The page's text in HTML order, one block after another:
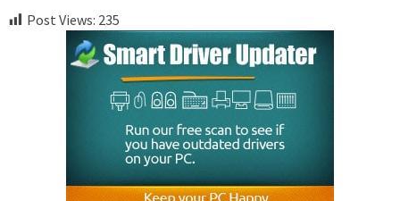
Post Views: 235